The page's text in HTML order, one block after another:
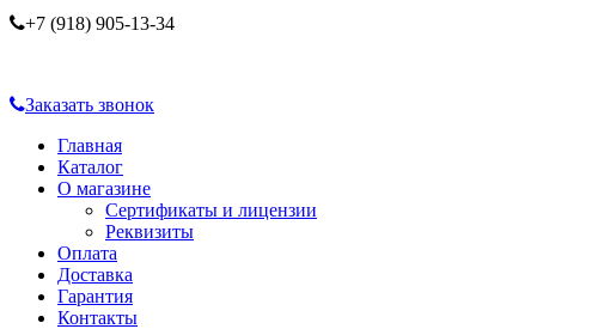
+7 (918) 905-13-34
Заказать звонок
Главная
Каталог
О магазине
Сертификаты и лицензии
Реквизиты
Оплата
Доставка
Гарантия
Контакты